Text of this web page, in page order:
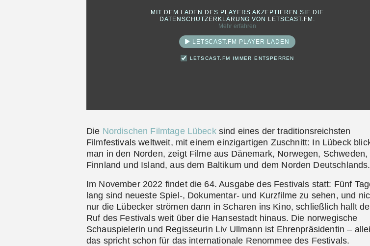
MIT DEM LADEN DES PLAYERS AKZEPTIEREN SIE DIE
DATENSCHUTZERKLÄRUNG VON LETSCAST.FM.
Mehr erfahren
LETSCAST.FM PLAYER LADEN
LETSCAST.FM IMMER ENTSPERREN
Die Nordischen Filmtage Lübecksind eines der traditionsreichsten
Filmfestivals weltweit, mit einem einzigartigen Zuschnitt: In Lübeck
man in den Norden, zeigt Filme aus Dänemark, Norwegen, Schweden,
Finnland und Island, aus dem Baltikum und dem Norden Deutschlands.
Im November 2022 findet die 64. Ausgabe des Festivals statt: Fünf
lang sind neueste Spiel-, Dokumentar- und Kurzfilme zu sehen, und
nur die Lübecker strömen dann in Scharen ins Kino, schließlich hallt
Ruf des Festivals weit über die Hansestadt hinaus. Die norwegische
Schauspielerin und Regisseurin Liv Ullmann ist Ehrenpräsidentin –
das spricht schon für das internationale Renommee des Festivals.